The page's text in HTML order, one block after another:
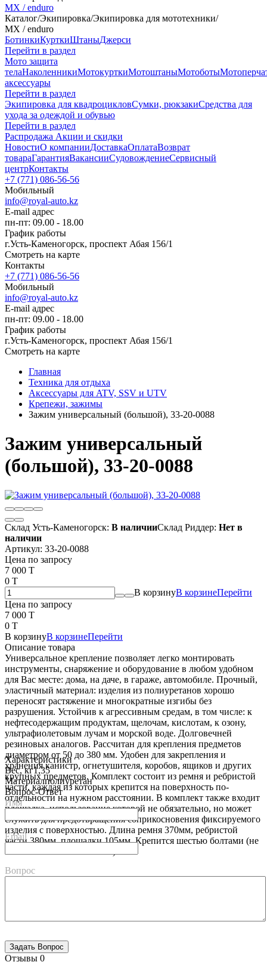
MX / enduro
Каталог/Экипировка/Экипировка для мототехники/
MX / enduro
БотинкиКурткиШтаныДжерси
Перейти в раздел
Мото защита
телаНаколенникиМотокурткиМотоштаныМотоботы
аксессуары
Перейти в раздел
Экипировка для квадроцикловСумки, рюкзакиСредства для
ухода за одеждой и обувью
Перейти в раздел
Распродажа Акции и скидки
НовостиО компанииДоставкаОплатаВозврат
товараГарантияВакансииСудовождениеСервисный
центрКонтакты
+7 (771) 086-56-56
Мобильный
info@royal-auto.kz
E-mail адрес
пн-пт: 09.00 - 18.00
График работы
г.Усть-Каменогорск, проспект Абая 156/1
Смотреть на карте
Контакты
+7 (771) 086-56-56
Мобильный
info@royal-auto.kz
E-mail адрес
пн-пт: 09.00 - 18.00
График работы
г.Усть-Каменогорск, проспект Абая 156/1
Смотреть на карте
Главная
Техника для отдыха
Аксессуары для ATV, SSV и UTV
Крепежи, зажимы
Зажим универсальный (большой), 33-20-0088
Зажим универсальный
(большой), 33-20-0088
Склад Усть-Каменогорск: В наличииСклад Риддер: Нет в
наличии
Артикул: 33-20-0088
Цена по запросу
7 000 T
0 T
В корзинуВ корзинеПерейти
Цена по запросу
7 000 T
0 T
В корзинуВ корзинеПерейти
Описание товара
Универсальное крепление позволяет легко монтировать
инструменты, снаряжение и оборудование в любом удобном
для Вас месте: дома, на даче, в гараже, автомобиле. Прочный,
эластичный материал: изделия из полиуретанов хорошо
переносят растяжение и многократные изгибы без
разрушения. Устойчив к агрессивным средам, в том числе: к
нефтесодержащим продуктам, щелочам, кислотам, к озону,
ультрафиолетовым лучам и морской воде. Долговечней
резиновых аналогов. Рассчитан для крепления предметов
диаметром от 50 до 380 мм. Удобен для закрепления и
хранения канистр, огнетушителя, коробов, ящиков и других
крупных предметов. Комплект состоит из ремня и ребристой
части, каждая из которых крепится на поверхность по-
отдельности на нужном расстоянии. В комплект также входит
площадка, использование которой не обязательно, но может
служить для предотвращения соприкосновения фиксируемого
изделия с поверхностью. Длина ремня 370мм, ребристой
части 380мм, площадки 105мм. Крепится шестью болтами (не
Характеристики
Вес, кг1,35
Материалполиуретан
Вопрос-Ответ
Имя
Email
Вопрос
Отзывы 0